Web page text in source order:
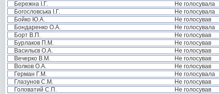
Бережна І.Г.
Не голосувала
Богословська І.Г.
Не голосувала
Бойко Ю.А.
Не голосував
Бондаренко О.А.
Не голосувала
Борт В.П.
Не голосував
Бурлаков П.М.
Не голосував
Васильєв О.А.
Не голосував
Вечерко В.М.
Не голосував
Волков О.А.
Не голосував
Герман Г.М.
Не голосувала
Глазунов С.М.
Не голосував
Головатий С.П.
Не голосував